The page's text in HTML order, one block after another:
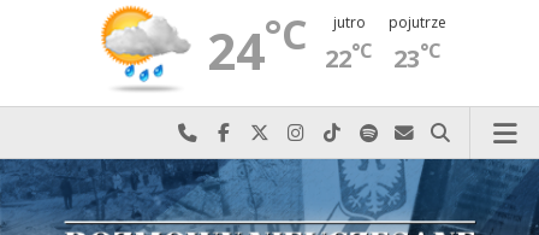
24°C jutro
22°C
pojutrze
23°C
Najlepiej po prostu do nas zadzwoń
Odwiedź nas na Facebook-u
Odwiedź nas na X
Odwiedź nas na Instagram-ie
Odwiedź nas na TikTok-u
Szukaj nas na Spotify
Wyślij do nas
Szukaj